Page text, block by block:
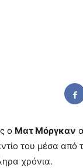
ο Ματ Μόργκαν
του μέσα
χρόνια.